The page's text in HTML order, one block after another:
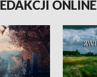
ONLINE